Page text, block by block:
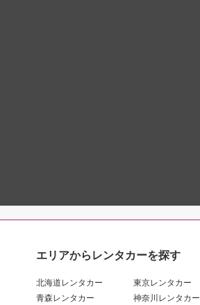
エリアからレンタカーを探す
北海道レンタカー
青森レンタカー
東京レンタカー
神奈川レンタカー